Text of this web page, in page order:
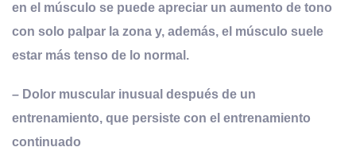
en el músculo se puede apreciar un aumento de tono
con solo palpar la zona y, además, el músculo suele
estar más tenso de lo normal.
– Dolor muscular inusual después de un
entrenamiento, que persiste con el entrenamiento
continuado